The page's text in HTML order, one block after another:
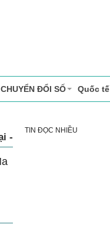
ĐỔI SỐ Quốc tế
- Dịch vụ
TIN ĐỌC NHIỀU